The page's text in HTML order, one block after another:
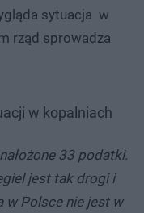
sytuacja w
rząd sprowadza
w kopalniach
33 podatki.
jest tak drogi i
w Polsce nie jest w